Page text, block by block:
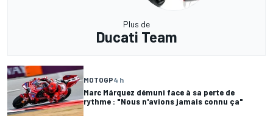
Plus de
Ducati Team
MOTOGP4 h
Marc Márquez démuni face à sa perte de
rythme : "Nous n'avions jamais connu ça"